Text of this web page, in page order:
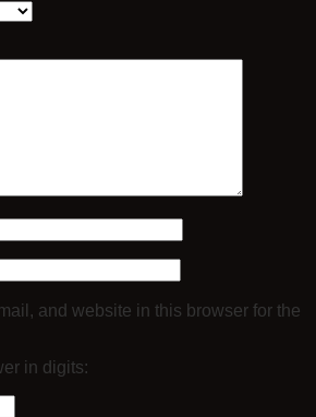
and website in this browser for the
in digits: